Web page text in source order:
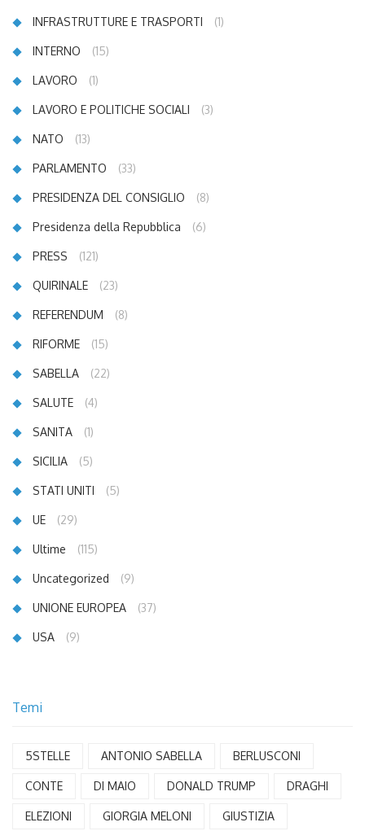
INFRASTRUTTURE E TRASPORTI (1)
INTERNO (15)
LAVORO (1)
LAVORO E POLITICHE SOCIALI (3)
NATO (13)
PARLAMENTO (33)
PRESIDENZA DEL CONSIGLIO (8)
Presidenza della Repubblica (6)
PRESS (121)
QUIRINALE (23)
REFERENDUM (8)
RIFORME (15)
SABELLA (22)
SALUTE (4)
SANITA (1)
SICILIA (5)
STATI UNITI (5)
UE (29)
Ultime (115)
Uncategorized (9)
UNIONE EUROPEA (37)
USA (9)
Temi
5STELLE ANTONIO SABELLA BERLUSCONI
CONTE DI MAIO DONALD TRUMP DRAGHI
ELEZIONI GIORGIA MELONI GIUSTIZIA